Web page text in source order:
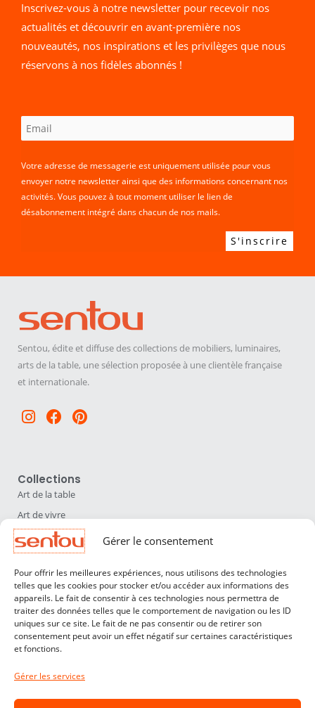
Gérer le consentement
Pour offrir les meilleures expériences, nous utilisons des technologies
telles que les cookies pour stocker et/ou accéder aux informations des
appareils. Le fait de consentir à ces technologies nous permettra de
traiter des données telles que le comportement de navigation ou les ID
uniques sur ce site. Le fait de ne pas consentir ou de retirer son
consentement peut avoir un effet négatif sur certaines caractéristiques
et fonctions.
Gérer les services
Inscrivez-vous à notre newsletter pour recevoir nos
actualités et découvrir en avant-première nos
nouveautés, nos inspirations et les privilèges que nous
réservons à nos fidèles abonnés !
Votre adresse de messagerie est uniquement utilisée pour vous
envoyer notre newsletter ainsi que des informations concernant nos
activités. Vous pouvez à tout moment utiliser le lien de
désabonnement intégré dans chacun de nos mails.
Sentou, édite et diffuse des collections de mobiliers, luminaires,
arts de la table, une sélection proposée à une clientèle française
et internationale.
Instagram
Facebook
Pinterest
Collections
Art de la table
Art de vivre
Déco
Luminaires
Mobilier
Sentou
Qui sommes nous ?
Nos designers